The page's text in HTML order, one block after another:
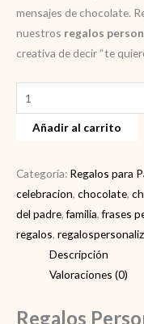
mensajes de chocolate.
nuestros regalos
creativa de decir “te
Regalos
personalizados
originales
Añadir al carrito
Categoría: Regalos para
celebracion, chocolate,
del padre,familia,frases
regalos,
Descripción
Valoraciones (0)
Regalos